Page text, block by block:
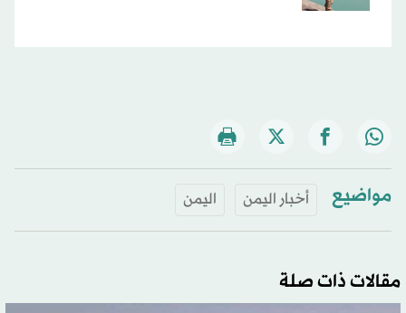
مواضيع أخبار اليمن اليمن
مقالات ذات صلة